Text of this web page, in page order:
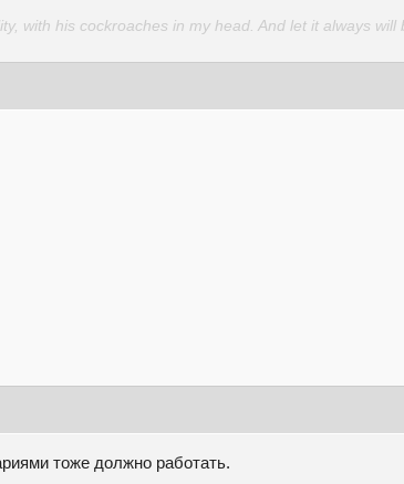
with his cockroaches in my head. And let it always will
тоже должно работать.